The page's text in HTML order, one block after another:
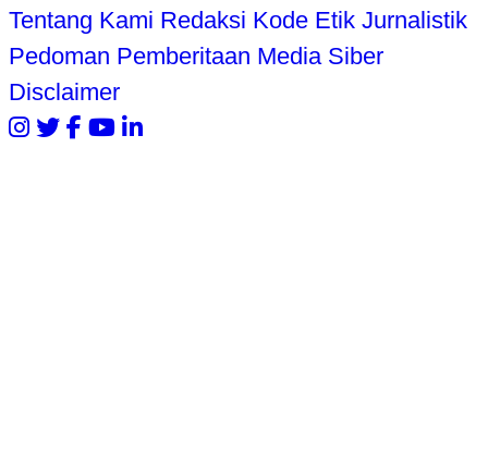
Tentang Kami Redaksi Kode Etik Jurnalistik
Pedoman Pemberitaan Media Siber
Disclaimer